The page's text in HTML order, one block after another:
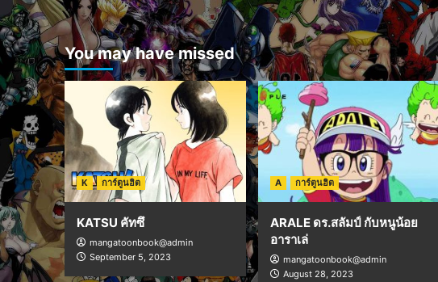
You may have missed
K การ์ตูนฮิต
KATSU คัทซึ
mangatoonbook@admin
September 5, 2023
A การ์ตูนฮิต
ARALE ดร.สลัมป์ กับหนูน้อย
อาราเล่
mangatoonbook@admin
August 28, 2023